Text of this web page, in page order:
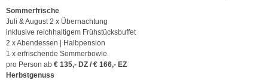
Sommerfrische
Juli & August 2 x Übernachtung
inklusive reichhaltigem Frühstücksbuffet
2 x Abendessen | Halbpension
1 x erfrischende Sommerbowle
pro Person ab € 135,- DZ / € 166,- EZ
Herbstgenuss